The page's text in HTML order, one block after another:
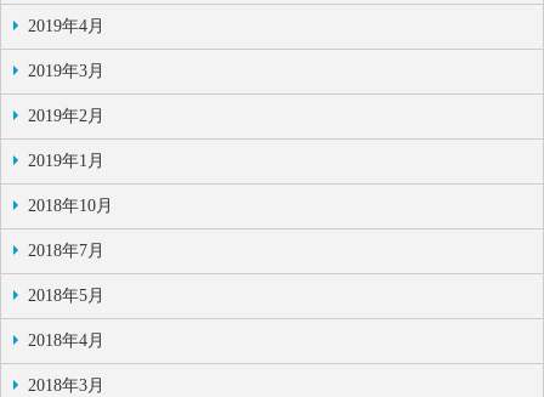
2019年4月
2019年3月
2019年2月
2019年1月
2018年10月
2018年7月
2018年5月
2018年4月
2018年3月